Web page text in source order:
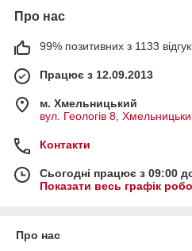
Про нас
99% позитивних з 1133
Працює з 12.09.2013
м. Хмельницький
вул. Геологів 8,
Контакти
Сьогодні працює з 09:00
Показати весь графік
Про нас